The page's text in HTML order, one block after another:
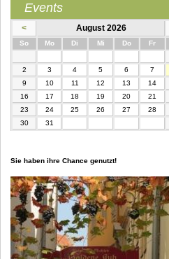
Events
< August 2026
SonntagMontag Di enstagMittwochDonnerstag
Freitag
2
3 4 5 6 7
9
10 11 12 13 14
16
17 18 19 20 21
23
24 25 26 27 28
30
31
Sie haben ihre Chance genutzt!